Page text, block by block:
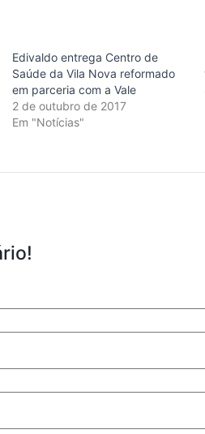
Edivaldo entrega Centro de
Saúde da Vila Nova reformado
em parceria com a Vale
2 de outubro de 2017
Em "Notícias"